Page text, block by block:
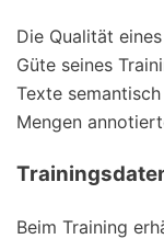
Die Qualität
Güte seines
Texte
Mengen
Beim Training